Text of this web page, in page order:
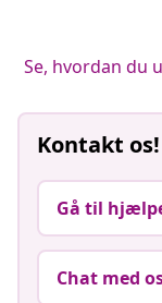
Se, hvordan du
Kontakt os!
Gå til
Chat med